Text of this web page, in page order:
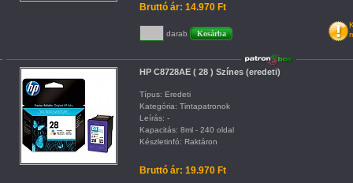
Bruttó ár: 14.970 Ft
darab
HP C8728AE ( 28 ) Színes (eredeti)
Típus: Eredeti
Kategória: Tintapatronok
Leírás: -
Kapacitás: 8ml - 240 oldal
Készletinfó: Raktáron
Bruttó ár: 19.970 Ft